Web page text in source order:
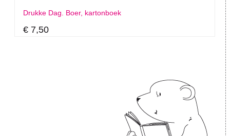
Drukke Dag. Boer, kartonboek
€ 7,50